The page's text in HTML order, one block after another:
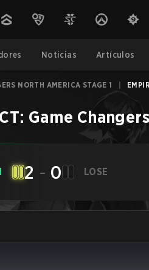
Noticias Artículos
NORTH AMERICA STAGE 1
Game
2 - 0 LOSE